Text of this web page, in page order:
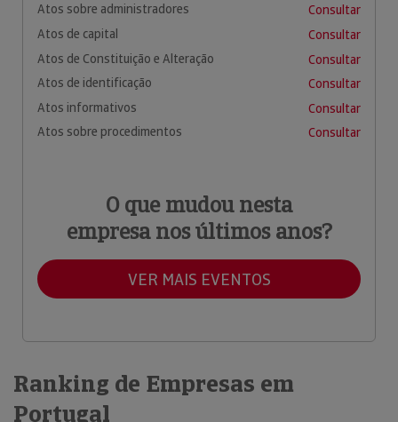
Atos sobre administradores
Consultar
Atos de capital
Consultar
Atos de Constituição e Alteração
Consultar
Atos de identificação
Consultar
Atos informativos
Consultar
Atos sobre procedimentos
Consultar
O que mudou nesta
empresa nos últimos anos?
VER MAIS EVENTOS
Ranking de Empresas em
Portugal